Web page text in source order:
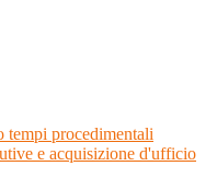
tempi procedimentali
e acquisizione d'ufficio